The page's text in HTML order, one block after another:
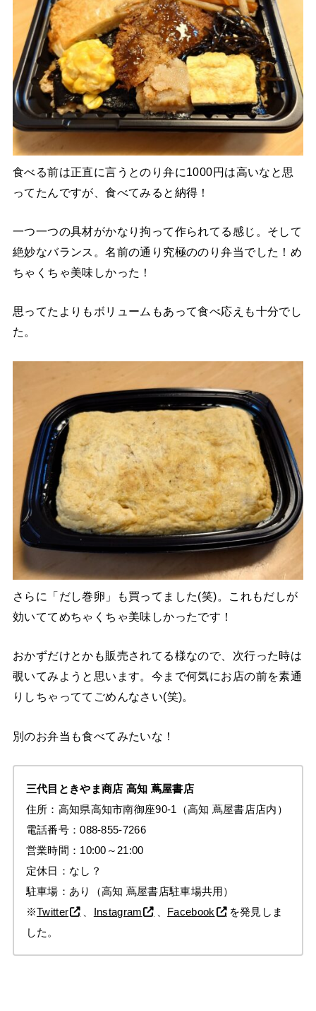
食べる前は正直に言うとのり弁に1000円は高いなと思
ってたんですが、食べてみると納得！
一つ一つの具材がかなり拘って作られてる感じ。そして
絶妙なバランス。名前の通り究極ののり弁当でした！め
ちゃくちゃ美味しかった！
思ってたよりもボリュームもあって食べ応えも十分でし
た。
さらに「だし巻卵」も買ってました(笑)。これもだしが
効いててめちゃくちゃ美味しかったです！
おかずだけとかも販売されてる様なので、次行った時は
覗いてみようと思います。今まで何気にお店の前を素通
りしちゃっててごめんなさい(笑)。
別のお弁当も食べてみたいな！
三代目ときやま商店 高知 蔦屋書店
住所：高知県高知市南御座90-1（高知 蔦屋書店店内）
電話番号：088-855-7266
営業時間：10:00～21:00
定休日：なし？
駐車場：あり（高知 蔦屋書店駐車場共用）
※Twitter Instagram Facebook
を発見しま
した。